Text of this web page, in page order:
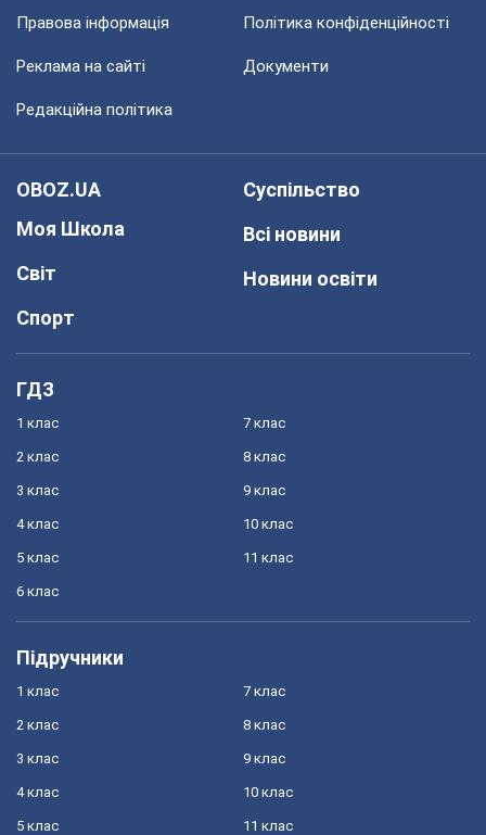
Правова інформація Політика конфіденційності
Реклама на сайті Документи
Редакційна політика
OBOZ.UA
Моя Школа
Світ
Спорт
Суспільство
Всі новини
Новини освіти
ГДЗ
1 клас
2 клас
3 клас
4 клас
5 клас
6 клас
7 клас
8 клас
9 клас
10 клас
11 клас
Підручники
1 клас
2 клас
3 клас
4 клас
5 клас
7 клас
8 клас
9 клас
10 клас
11 клас